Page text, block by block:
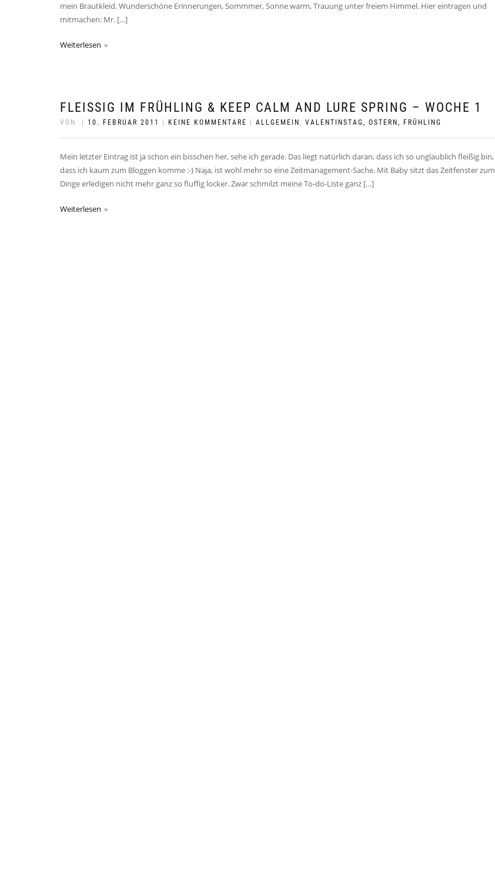
mein Brautkleid. Wunderschöne Erinnerungen, Sommmer, Sonne warm, Trauung unter freiem Himmel. Hier eintragen und
mitmachen: Mr. […]
Weiterlesen
FLEISSIG IM FRÜHLING & KEEP CALM AND LURE SPRING – WOCHE 1
VON 10. FEBRUAR 2011 KEINE KOMMENTARE ALLGEMEIN , VALENTINSTAG, OSTERN, FRÜHLING
Mein letzter Eintrag ist ja schon ein bisschen her, sehe ich gerade. Das liegt natürlich daran, dass ich so unglaublich fleißig bin,
dass ich kaum zum Bloggen komme :-) Naja, ist wohl mehr so eine Zeitmanagement-Sache. Mit Baby sitzt das Zeitfenster zum
Dinge erledigen nicht mehr ganz so fluffig locker. Zwar schmilzt meine To-do-Liste ganz […]
Weiterlesen